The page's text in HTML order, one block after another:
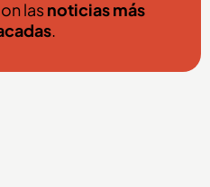
lasnoticias más
.